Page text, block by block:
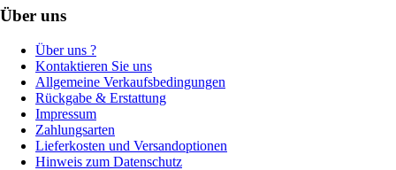
Über uns
Über uns ?
Kontaktieren Sie uns
Allgemeine Verkaufsbedingungen
Rückgabe & Erstattung
Impressum
Zahlungsarten
Lieferkosten und Versandoptionen
Hinweis zum Datenschutz